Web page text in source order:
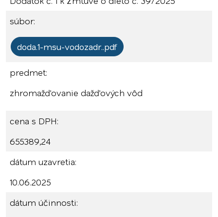
súbor:
doda.1-msu-vodozadr..pdf
predmet:
zhromažďovanie dažďových vôd
cena s DPH:
655389,24
dátum uzavretia:
10.06.2025
dátum účinnosti: